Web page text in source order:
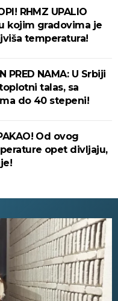
RHMZ UPALIO
kojim gradovima je
temperatura!
PRED NAMA: U Srbiji
talas, sa
do 40 stepeni!
Od ovog
opet divljaju,